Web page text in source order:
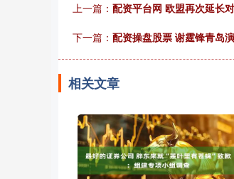
上一篇： 配资平台网 欧盟再次延长
下一篇： 配资操盘股票 谢霆锋青岛
相关文章